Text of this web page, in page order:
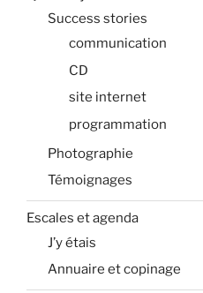
Success stories
communication
CD
site internet
programmation
Photographie
Témoignages
Escales et agenda
J’y étais
Annuaire et copinage